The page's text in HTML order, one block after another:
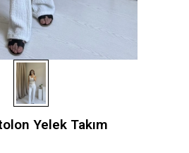
Yelek Takım